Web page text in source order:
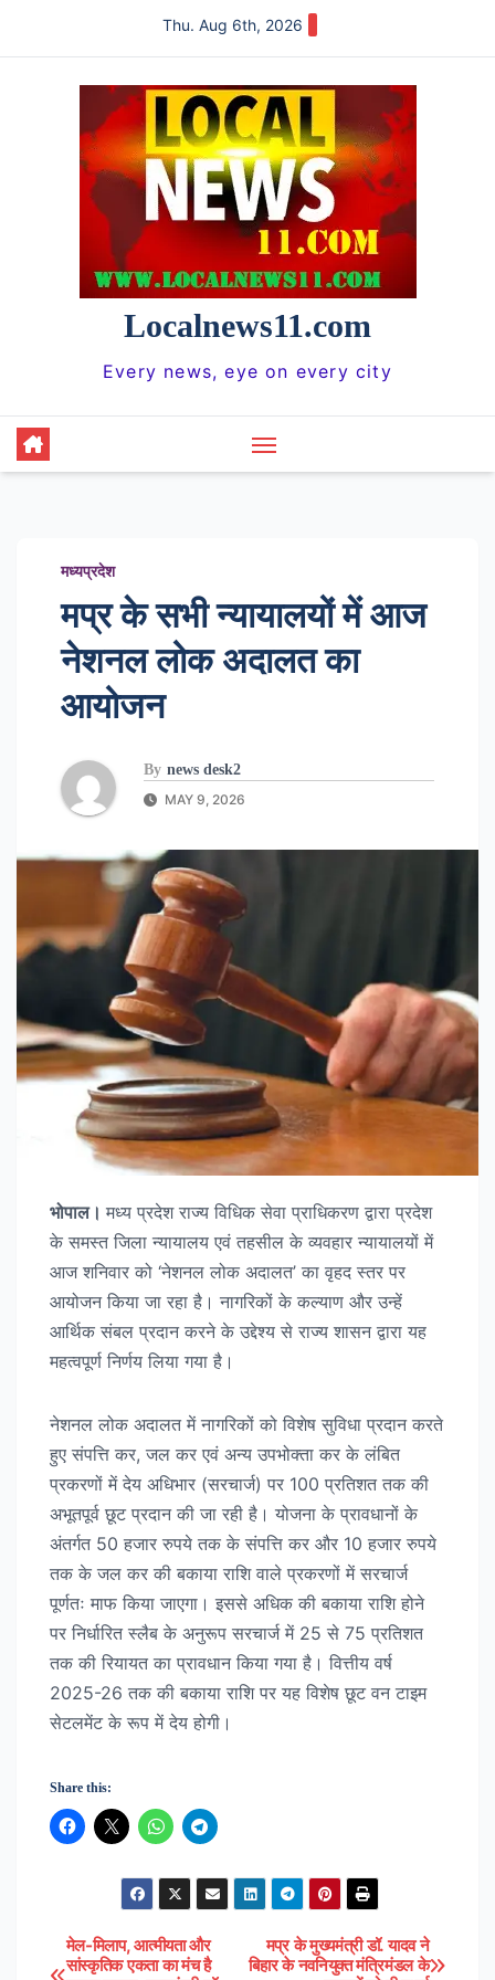
Thu. Aug 6th, 2026
Localnews11.com
Every news, eye on every city
मध्यप्रदेश
मप्र के सभी न्यायालयों में आज
नेशनल लोक अदालत का
आयोजन
By news desk2
MAY 9, 2026
भोपाल। मध्य प्रदेश राज्य विधिक सेवा प्राधिकरण द्वारा प्रदेश
के समस्त जिला न्यायालय एवं तहसील के व्यवहार न्यायालयों में
आज शनिवार को ‘नेशनल लोक अदालत’ का वृहद स्तर पर
आयोजन किया जा रहा है। नागरिकों के कल्याण और उन्हें
आर्थिक संबल प्रदान करने के उद्देश्य से राज्य शासन द्वारा यह
महत्वपूर्ण निर्णय लिया गया है।
नेशनल लोक अदालत में नागरिकों को विशेष सुविधा प्रदान करते
हुए संपत्ति कर, जल कर एवं अन्य उपभोक्ता कर के लंबित
प्रकरणों में देय अधिभार (सरचार्ज) पर 100 प्रतिशत तक की
अभूतपूर्व छूट प्रदान की जा रही है। योजना के प्रावधानों के
अंतर्गत 50 हजार रुपये तक के संपत्ति कर और 10 हजार रुपये
तक के जल कर की बकाया राशि वाले प्रकरणों में सरचार्ज
पूर्णतः माफ किया जाएगा। इससे अधिक की बकाया राशि होने
पर निर्धारित स्लैब के अनुरूप सरचार्ज में 25 से 75 प्रतिशत
तक की रियायत का प्रावधान किया गया है। वित्तीय वर्ष
2025-26 तक की बकाया राशि पर यह विशेष छूट वन टाइम
सेटलमेंट के रूप में देय होगी।
Share this:
Post
मप्र के मुख्यमंत्री डॉ. यादव ने
बिहार के नवनियुक्त मंत्रिमंडल के
मेल-मिलाप, आत्मीयता और
सांस्कृतिक एकता का मंच है